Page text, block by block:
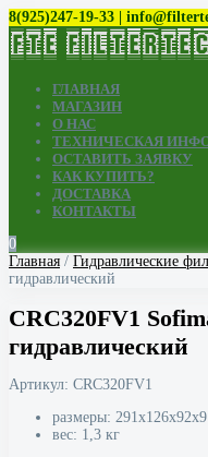
8(925)247-19-33 |
ГЛАВНАЯ
МАГАЗИН
О НАС
ТЕХНИЧЕСКАЯ
ОСТАВИТЬ ЗАЯВКУ
КАК КУПИТЬ?
ДОСТАВКА
КОНТАКТЫ
0
Главная / Гидравлические
гидравлический
CRC320FV1
гидравлический
Артикул: CRC320FV1
размеры:
вес: 1,3 кг